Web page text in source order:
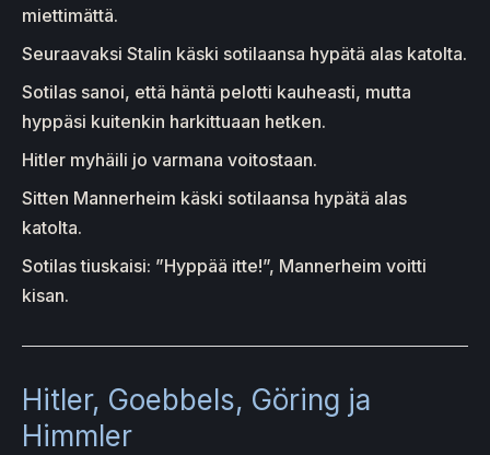
miettimättä.
Seuraavaksi Stalin käski sotilaansa hypätä alas katolta.
Sotilas sanoi, että häntä pelotti kauheasti, mutta
hyppäsi kuitenkin harkittuaan hetken.
Hitler myhäili jo varmana voitostaan.
Sitten Mannerheim käski sotilaansa hypätä alas
katolta.
Sotilas tiuskaisi: ”Hyppää itte!”, Mannerheim voitti
kisan.
Hitler, Goebbels, Göring ja
Himmler